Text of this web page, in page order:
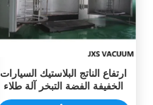
ارتفاع الناتج البلاستيك السيارات
الخفيفة الفضة التبخر آلة طلاء
الفراغ